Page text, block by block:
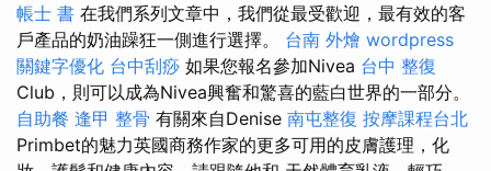
帳士 書 在我們系列文章中，我們從最受歡迎，最有效的客
戶產品的奶油躁狂一側進行選擇。 台南 外燴 wordpress
關鍵字優化 台中刮痧 如果您報名參加Nivea 台中 整復
Club，則可以成為Nivea興奮和驚喜的藍白世界的一部分。
自助餐 逢甲 整骨 有關來自Denise 南屯整復 按摩課程台北
Primbet的魅力英國商務作家的更多可用的皮膚護理，化